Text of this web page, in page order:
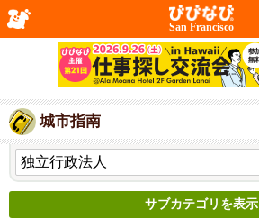
San Francisco
城市指南
サブカテゴリを表示